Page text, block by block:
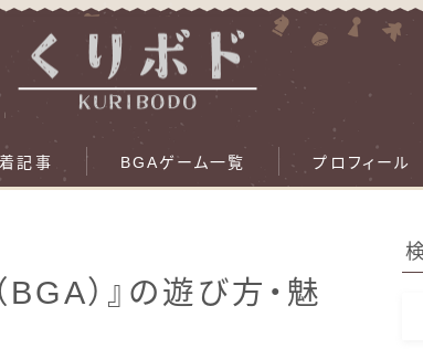
記事 BGAゲーム一覧 プロフィール
）』の遊び方・魅